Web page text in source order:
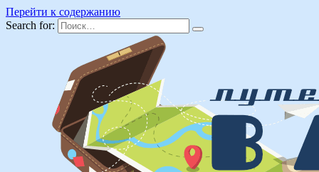
Перейти к содержанию
Search for: